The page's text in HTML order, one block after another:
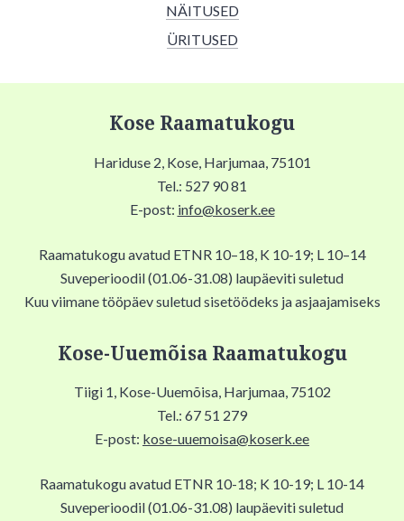
NÄITUSED
ÜRITUSED
Kose Raamatukogu
Hariduse 2, Kose, Harjumaa, 75101
Tel.: 527 90 81
E-post: info@koserk.ee
Raamatukogu avatud ETNR 10–18, K 10-19; L 10–14
Suveperioodil (01.06-31.08) laupäeviti suletud
Kuu viimane tööpäev suletud sisetöödeks ja asjaajamiseks
Kose-Uuemõisa Raamatukogu
Tiigi 1, Kose-Uuemõisa, Harjumaa, 75102
Tel.: 67 51 279
E-post: kose-uuemoisa@koserk.ee
Raamatukogu avatud ETNR 10-18; K 10-19; L 10-14
Suveperioodil (01.06-31.08) laupäeviti suletud